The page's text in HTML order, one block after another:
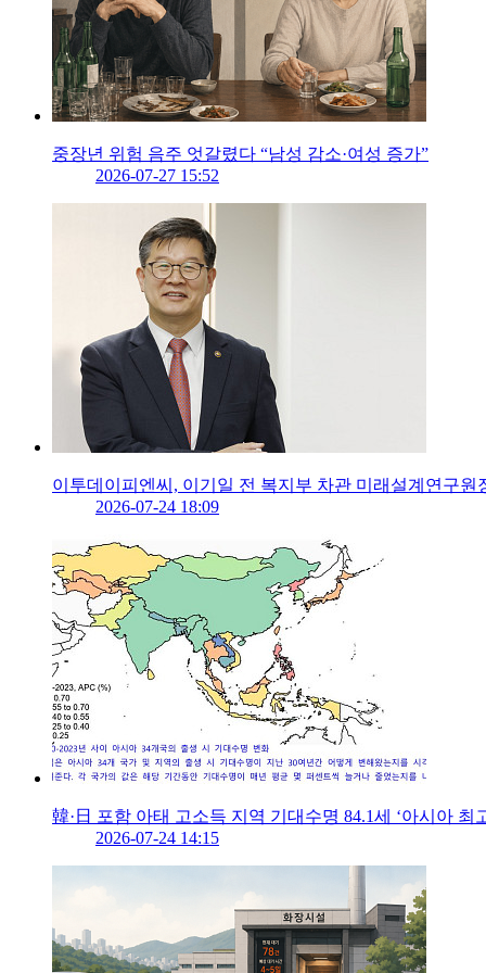
중장년 위험 음주 엇갈렸다 “남성 감소·여성 증가”
2026-07-27 15:52
이투데이피엔씨, 이기일 전 복지부 차관 미래설계연구원
2026-07-24 18:09
韓·日 포함 아태 고소득 지역 기대수명 84.1세 ‘아시아 최
2026-07-24 14:15